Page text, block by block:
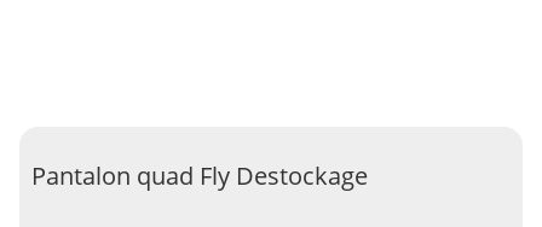
Pantalon quad Fly Destockage